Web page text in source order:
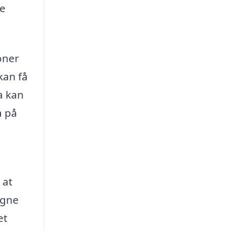
få
kan
på
at